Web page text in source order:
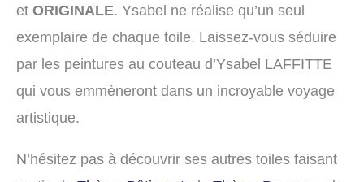
et ORIGINALE. Ysabel ne réalise qu’un seul
exemplaire de chaque toile. Laissez-vous séduire
par les peintures au couteau d’Ysabel LAFFITTE
qui vous emmèneront dans un incroyable voyage
artistique.
N’hésitez pas à découvrir ses autres toiles faisant